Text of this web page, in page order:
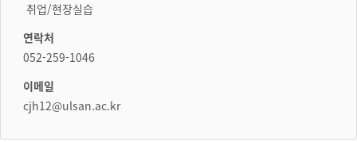
취업/현장실습
연락처
052-259-1046
이메일
cjh12@ulsan.ac.kr